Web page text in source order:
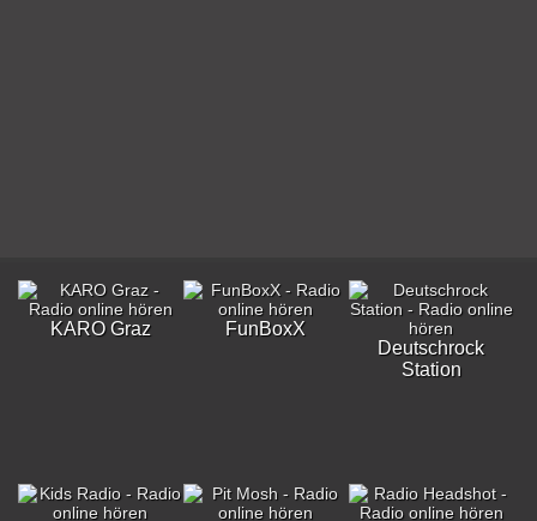
KARO Graz
FunBoxX
Deutschrock
Station